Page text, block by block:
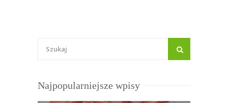
Najpopularniejsze wpisy